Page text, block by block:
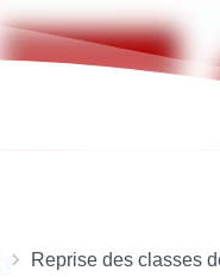
Reprise des classes